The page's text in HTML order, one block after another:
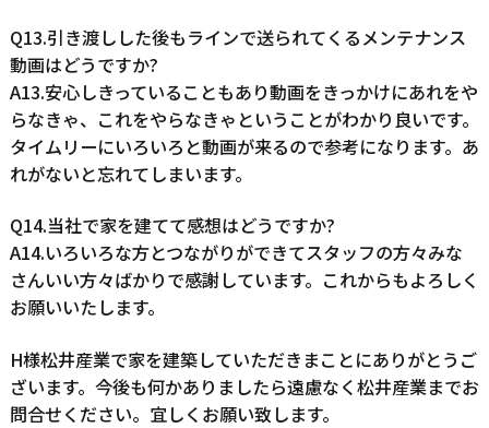
Q13.引き渡しした後もラインで送られてくるメンテナンス
動画はどうですか?
A13.安心しきっていることもあり動画をきっかけにあれをや
らなきゃ、これをやらなきゃということがわかり良いです。
タイムリーにいろいろと動画が来るので参考になります。あ
れがないと忘れてしまいます。
Q14.当社で家を建てて感想はどうですか?
A14.いろいろな方とつながりができてスタッフの方々みな
さんいい方々ばかりで感謝しています。これからもよろしく
お願いいたします。
H様松井産業で家を建築していただきまことにありがとうご
ざいます。今後も何かありましたら遠慮なく松井産業までお
問合せください。宜しくお願い致します。